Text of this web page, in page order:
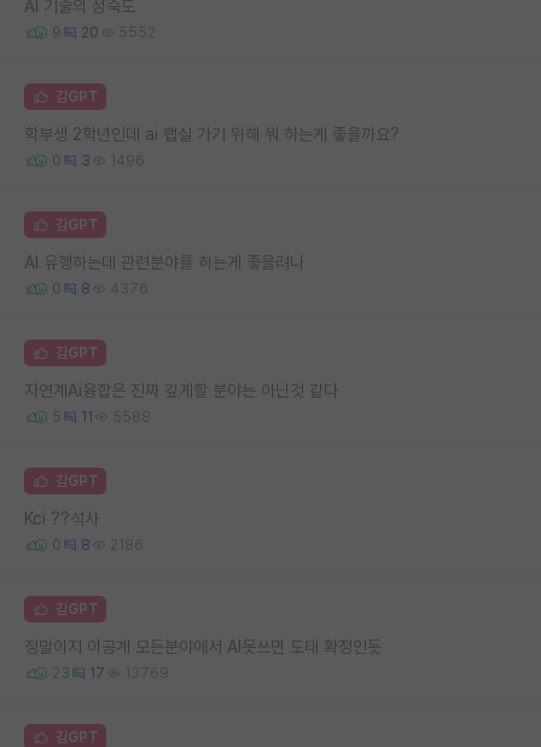
AI 기술의 성숙도
9 20 5552
김GPT
학부생 2학년인데 ai 랩실 가기 위해 뭐 하는게 좋을까요?
0 3 1496
김GPT
AI 유행하는데 관련분야를 하는게 좋을려나
0 8 4376
김GPT
자연계Ai융합은 진짜 깊게할 분야는 아닌것 같다
5 11 5588
김GPT
Kci ??석사
0 8 2186
김GPT
정말이지 이공계 모든분야에서 AI못쓰면 도태 확정인듯
23 17 13769
김GPT